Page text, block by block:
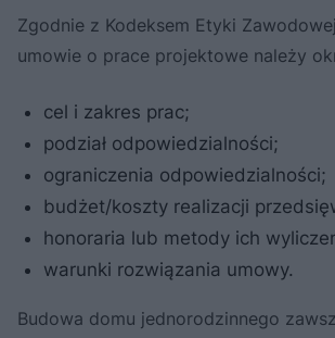
Zgodnie z Kodeksem Etyki
umowie o prace projektowe należy
cel i zakres prac;
podział odpowiedzialności;
ograniczenia odpowiedzialności;
budżet/koszty realizacji
honoraria lub metody ich
warunki rozwiązania umowy.
Budowa domu jednorodzinnego